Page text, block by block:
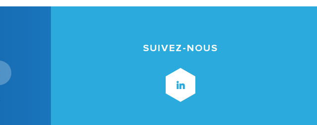
SUIVEZ-NOUS